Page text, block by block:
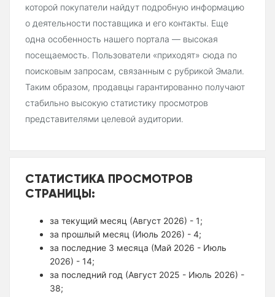
которой покупатели найдут подробную информацию
о деятельности поставщика и его контакты. Еще
одна особенность нашего портала — высокая
посещаемость. Пользователи «приходят» сюда по
поисковым запросам, связанным с рубрикой Эмали.
Таким образом, продавцы гарантированно получают
стабильно высокую статистику просмотров
представителями целевой аудитории.
СТАТИСТИКА ПРОСМОТРОВ
СТРАНИЦЫ:
за текущий месяц (Август 2026) - 1;
за прошлый месяц (Июль 2026) - 4;
за последние 3 месяца (Май 2026 - Июль
2026) - 14;
за последний год (Август 2025 - Июль 2026) -
38;